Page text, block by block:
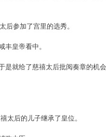
后参加了宫里的选秀。
皇帝看中。
就给了慈禧太后批阅奏章的机会
太后的儿子继承了皇位。